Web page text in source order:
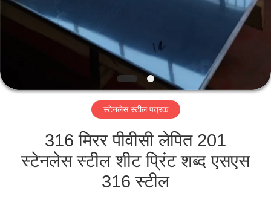
कारखाना
गुणवत्ता
करें
स्टेनलेस स्टील पत्रक
316 मिरर पीवीसी लेपित 201
स्टेनलेस स्टील शीट प्रिंट शब्द एसएस
316 स्टील